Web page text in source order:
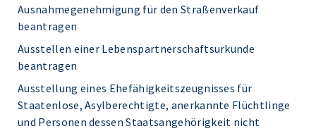
Ausnahmegenehmigung für den Straßenverkauf
beantragen
Ausstellen einer Lebenspartnerschaftsurkunde
beantragen
Ausstellung eines Ehefähigkeitszeugnisses für
Staatenlose, Asylberechtigte, anerkannte Flüchtlinge
und Personen dessen Staatsangehörigkeit nicht